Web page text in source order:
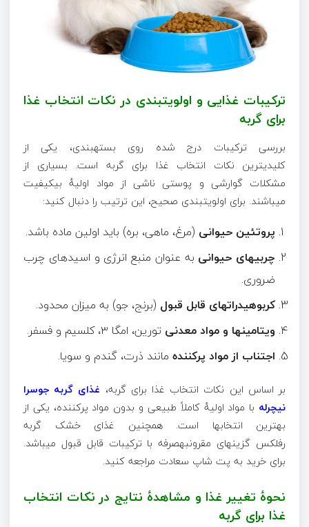
ترکیبات غذایی و اولویتبندی در نکات انتخاب غذا
برای گربه
بررسی ترکیبات درج شده روی بستهبندی، یکی از
کلیدیترین نکات انتخاب غذا برای گربه است. بسیاری از
مشکلات گوارشی و پوستی ناشی از مواد اولیهٔ بیکیفیت
میباشند. برای اولویتبندی صحیح، این ترتیب را دنبال کنید:
پروتئین حیوانی (مرغ، ماهی، بره) باید اولین ماده باشد.
چربیهای حیوانی به عنوان منبع انرژی و اسیدهای چرب
ضروری.
کربوهیدراتهای قابل قبول (برنج، جو) به میزان محدود.
ویتامینها و مواد معدنی تورین، امگا ۳، کلسیم و فسفر.
اجتناب از مواد پرکننده مانند ذرت، گندم و سویا.
بر اساس این نکات انتخاب غذا برای گربه، غذای گربه جوسرا
نیچرله با مواد اولیهٔ کاملاً طبیعی و بدون مواد پرکننده، یکی از
بهترین انتخابها است. همچنین غذای خشک گربه
رفلکس گزینهای مقرونبهصرفه با ترکیبات قابل قبول میباشد.
برای خرید به پت شاپ سعادت مراجعه کنید.
نحوهٔ تغییر غذا و مشاهدهٔ نتایج در نکات انتخاب
غذا برای گربه